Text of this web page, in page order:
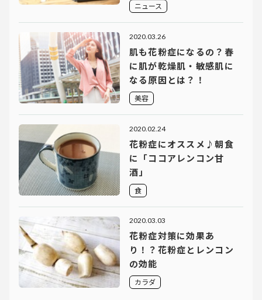
ニュース
2020.03.26
肌も花粉症になるの？春
に肌が乾燥肌・敏感肌に
なる原因とは？！
美容
2020.02.24
花粉症にオススメ♪朝食
に「ココアレンコン甘
酒」
食
2020.03.03
花粉症対策に効果あ
り！？花粉症とレンコン
の効能
カラダ